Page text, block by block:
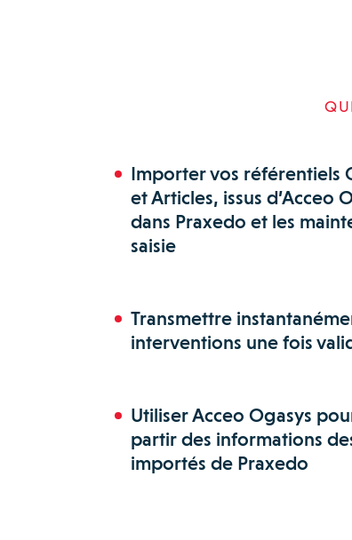
Importer vos référentiels
et Articles, issus d’Acceo
dans Praxedo et les
saisie
Transmettre
interventions une fois
Utiliser Acceo Ogasys
partir des informations
importés de Praxedo